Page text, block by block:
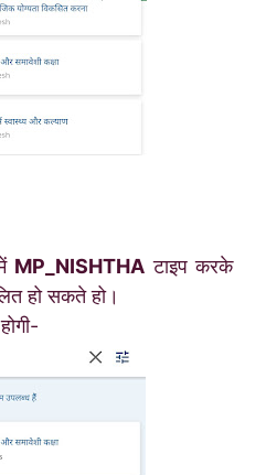
MP_NISHTHA टाइप करके
हो सकते हो।